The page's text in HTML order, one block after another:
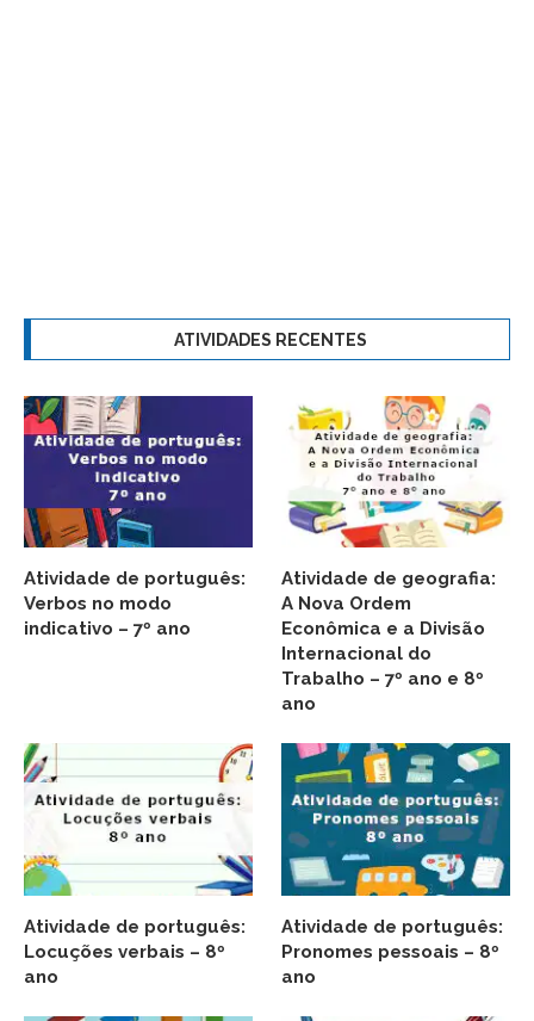
ATIVIDADES RECENTES
Atividade de português:
Verbos no modo
indicativo – 7º ano
Atividade de geografia:
A Nova Ordem
Econômica e a Divisão
Internacional do
Trabalho – 7º ano e 8º
ano
Atividade de português:
Locuções verbais – 8º
ano
Atividade de português:
Pronomes pessoais – 8º
ano